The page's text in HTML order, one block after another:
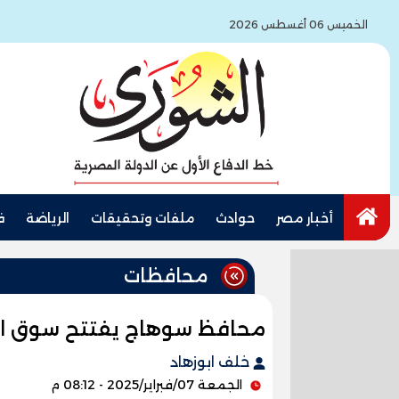
الخميس 06 أغسطس 2026
أخبار مصر حوادث ملفات وتحقيقات الرياضة
محافظات
محافظ سوهاج يفتتح سوق
خلف ابوزهاد
الجمعة 07/فبراير/2025 - 08:12 م